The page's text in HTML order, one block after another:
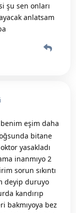
şu sen onları
anlatsam
benim eşim daha
bitane
yasakladı
inanmıyo 2
sorun sıkıntı
deyip duruyo
kandırıp
bakmıyoya bez